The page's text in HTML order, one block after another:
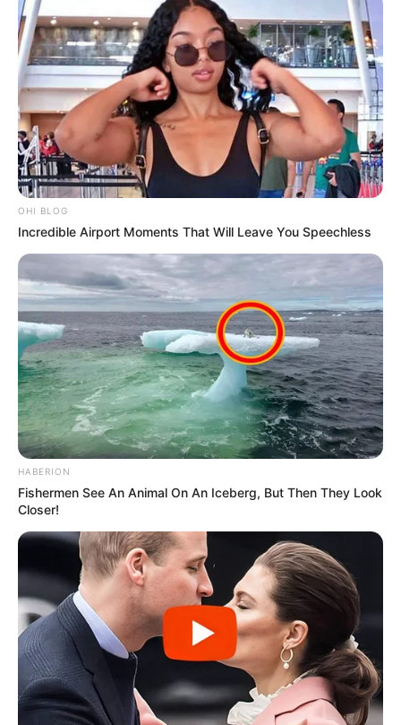
OHI BLOG
Incredible Airport Moments That Will Leave You Speechless
HABERION
Fishermen See An Animal On An Iceberg, But Then They Look
Closer!